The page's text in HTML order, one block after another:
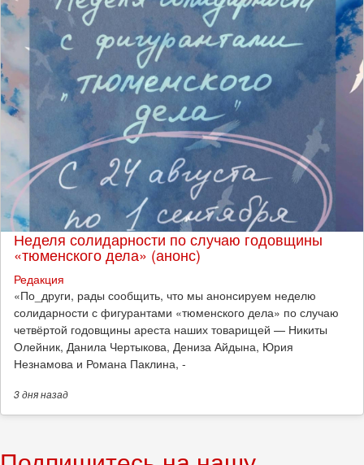
Неделя солидарности по случаю годовщины
«тюменского дела» (анонс)
Редакция
​«По_други, рады сообщить, что мы анонсируем неделю
солидарности с фигурантами «тюменского дела» по случаю
четвёртой годовщины ареста наших товарищей — Никиты
Олейник, Данила Чертыкова, Дениза Айдына, Юрия
Незнамова и Романа Паклина, -
3 дняназад